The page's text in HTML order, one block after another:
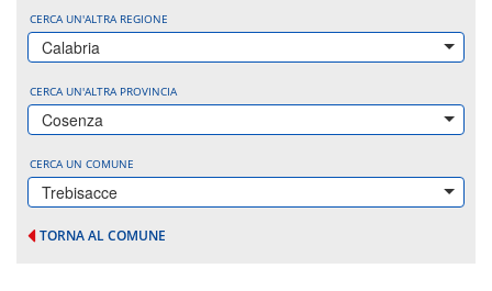
CERCA UN'ALTRA REGIONE
Calabria
CERCA UN'ALTRA PROVINCIA
Cosenza
CERCA UN COMUNE
Trebisacce
TORNA AL COMUNE